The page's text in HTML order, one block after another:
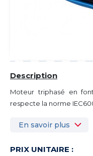
Description
Moteur triphasé en
respecte la norme
En savoir plus
PRIX UNITAIRE :